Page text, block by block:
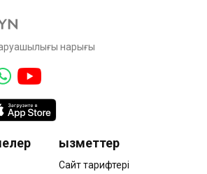
нарығы
Қызметтер
Сайт тарифтері